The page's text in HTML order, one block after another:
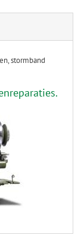
stormband